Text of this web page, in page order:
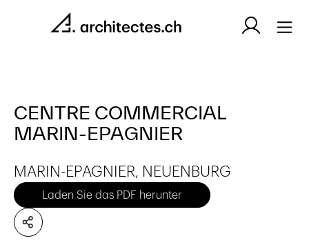
CENTRE COMMERCIAL
MARIN-EPAGNIER
MARIN-EPAGNIER, NEUENBURG
Laden Sie das PDF herunter